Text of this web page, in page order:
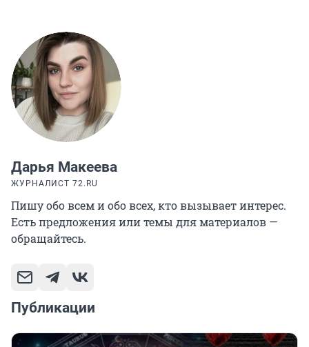
Дарья Макеева
ЖУРНАЛИСТ 72.RU
Пишу обо всем и обо всех, кто вызывает интерес.
Есть предложения или темы для материалов —
обращайтесь.
Публикации